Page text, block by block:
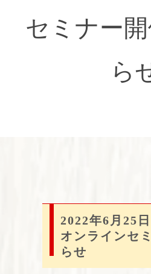
セミナー
ら
2022年6月25
オンラインセ
らせ